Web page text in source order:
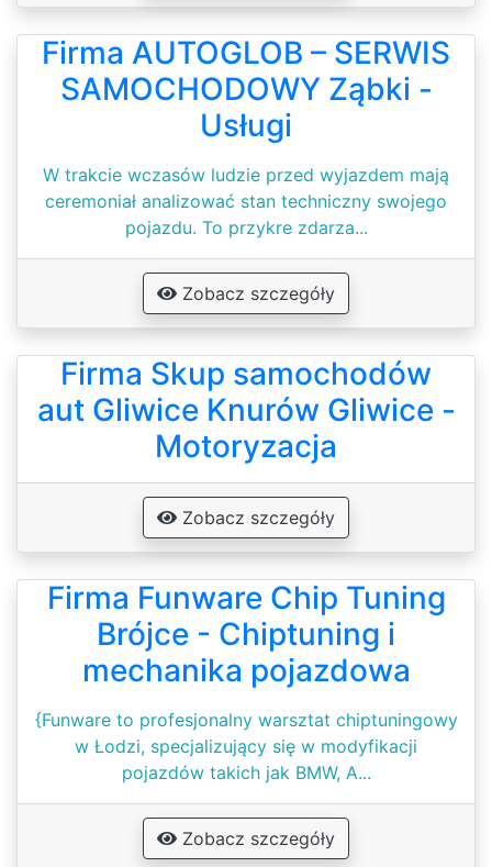
Firma AUTOGLOB – SERWIS
SAMOCHODOWY Ząbki -
Usługi
W trakcie wczasów ludzie przed wyjazdem mają
ceremoniał analizować stan techniczny swojego
pojazdu. To przykre zdarza...
Zobacz szczegóły
Firma Skup samochodów
aut Gliwice Knurów Gliwice -
Motoryzacja
Zobacz szczegóły
Firma Funware Chip Tuning
Brójce - Chiptuning i
mechanika pojazdowa
{Funware to profesjonalny warsztat chiptuningowy
w Łodzi, specjalizujący się w modyfikacji
pojazdów takich jak BMW, A...
Zobacz szczegóły